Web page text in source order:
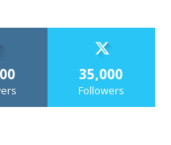
35,000
Followers